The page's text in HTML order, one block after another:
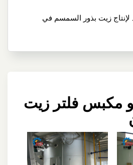
زيت بذور السمسم في
مكبس فلتر زيت